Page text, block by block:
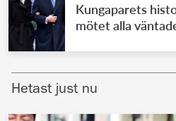
VÄRLDENS
Brittiska
Kungaparets
mötet alla
Hetast just nu